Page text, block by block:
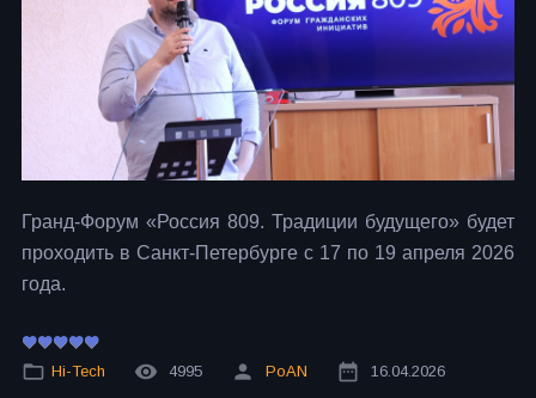
Гранд-Форум «Россия 809. Традиции будущего» будет
проходить в Санкт-Петербурге с 17 по 19 апреля 2026
года.
Hi-Tech 4995 PoAN 16.04.2026